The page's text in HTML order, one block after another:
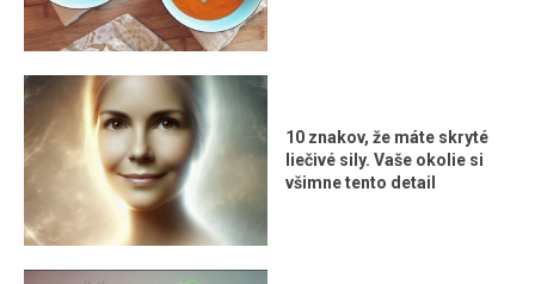
10 znakov, že máte skryté
liečivé sily. Vaše okolie si
všimne tento detail